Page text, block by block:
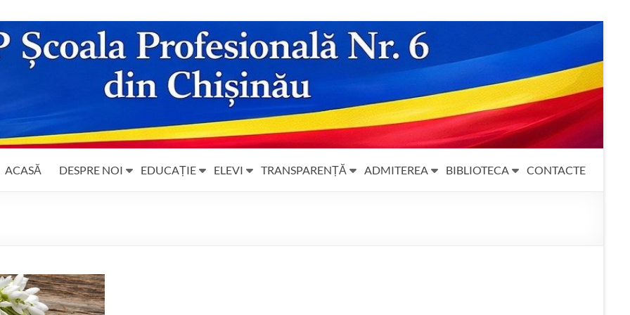
ACASĂ DESPRE NOI EDUCAȚIE ELEVI TRANSPARENȚĂ ADMITEREA BIBLIOTECA CONTACTE